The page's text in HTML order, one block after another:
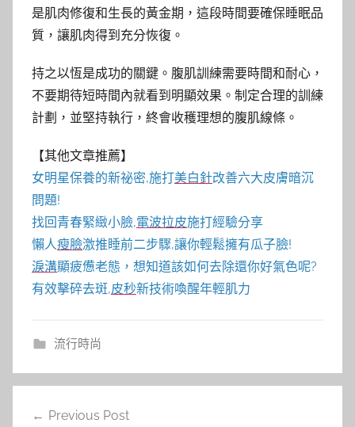
是肌肉修復和生長的黃金期，這段時間要確保睡眠品
質，讓肌肉得到充分恢復。
持之以恆是成功的關鍵。腹肌訓練需要時間和耐心，
不要期待短時間內就看到明顯效果。制定合理的訓練
計劃，並堅持執行，終會收穫理想的腹肌線條。
【其他文章推薦】
女明星保養的新祕密,施打美白針改善六大皮膚暗沉
問題!
找回青春緊緻小臉,電波拉皮施打經驗分享
懶人瘦臉激推睡前二步驟,讓你輕鬆擁有瓜子臉!
淚溝顯疲憊老態，想知道該如何去除還你好氣色呢?
有效擊碎去斑,皮秒新技術喚醒年輕肌力
流行時尚
Previous Post